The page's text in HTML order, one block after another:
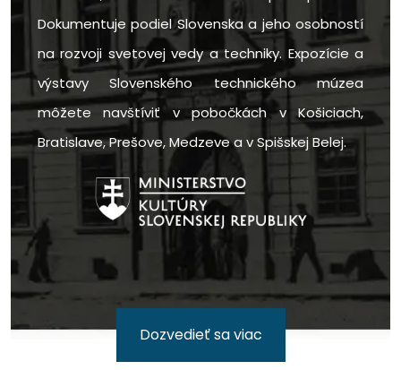
Dokumentuje podiel Slovenska a jeho osobností
na rozvoji svetovej vedy a techniky. Expozície a
výstavy Slovenského technického múzea
môžete navštíviť v pobočkách v Košiciach,
Bratislave, Prešove, Medzeve a v Spišskej Belej.
Dozvedieť sa viac